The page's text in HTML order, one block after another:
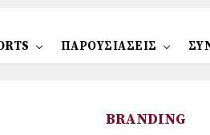
ΠΑΡΟΥΣΙΑΣΕΙΣ
BRANDING